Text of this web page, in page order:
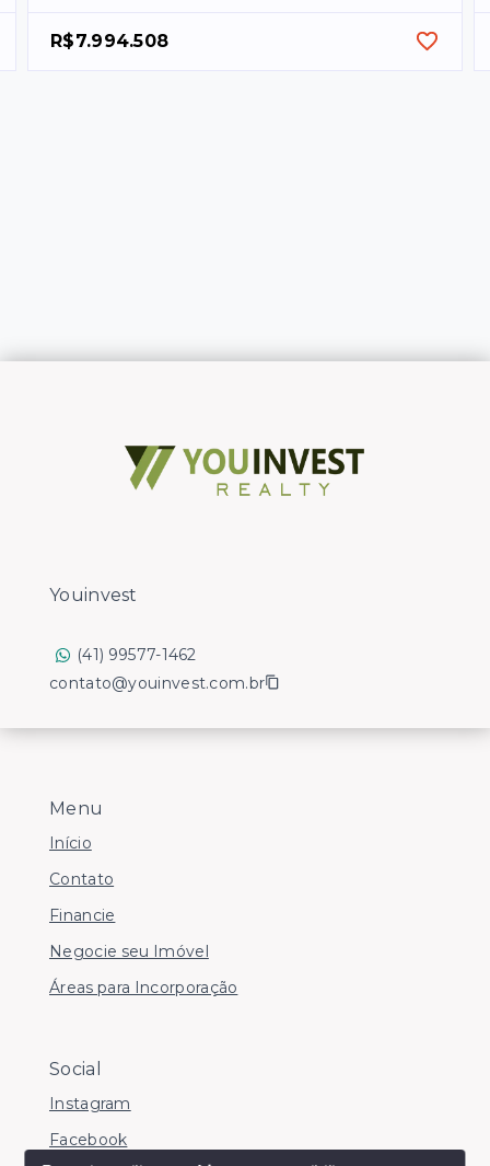
R$7.994.508
Menu
Início
Contato
Financie
Negocie seu Imóvel
Áreas para Incorporação
Social
Instagram
Facebook
Youinvest
(41) 99577-1462
contato@youinvest.com.br